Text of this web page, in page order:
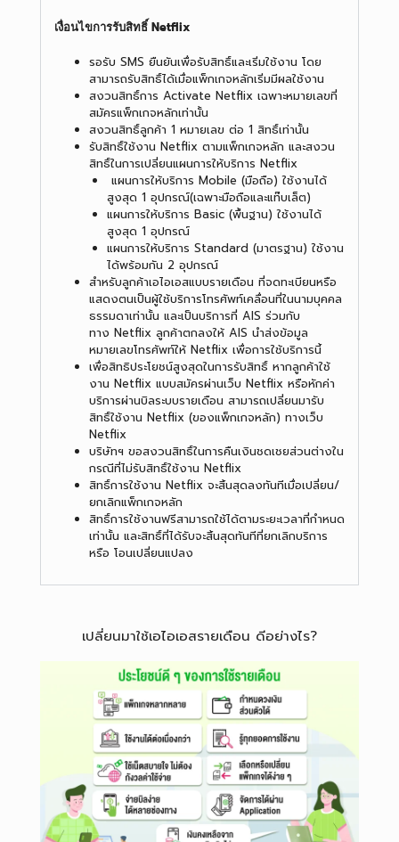
เงื่อนไขการรับสิทธิ์ Netflix
รอรับ SMS ยืนยันเพื่อรับสิทธิ์และเริ่มใช้งาน โดย
สามารถรับสิทธิ์ได้เมื่อแพ็กเกจหลักเริ่มมีผลใช้งาน
สงวนสิทธิ์การ Activate Netflix เฉพาะหมายเลขที่
สมัครแพ็กเกจหลักเท่านั้น
สงวนสิทธิ์ลูกค้า 1 หมายเลข ต่อ 1 สิทธิ์เท่านั้น
รับสิทธิ์ใช้งาน Netflix ตามแพ็กเกจหลัก และสงวน
สิทธิ์ในการเปลี่ยนแผนการให้บริการ Netflix
แผนการให้บริการ Mobile (มือถือ) ใช้งานได้
สูงสุด 1 อุปกรณ์(เฉพาะมือถือและแท๊บเล็ต)
แผนการให้บริการ Basic (พื้นฐาน) ใช้งานได้
สูงสุด 1 อุปกรณ์
แผนการให้บริการ Standard (มาตรฐาน) ใช้งาน
ได้พร้อมกัน 2 อุปกรณ์
สำหรับลูกค้าเอไอเอสแบบรายเดือน ที่จดทะเบียนหรือ
แสดงตนเป็นผู้ใช้บริการโทรศัพท์เคลื่อนที่ในนามบุคคล
ธรรมดาเท่านั้น และเป็นบริการที่ AIS ร่วมกับ
ทาง Netflix ลูกค้าตกลงให้ AIS นำส่งข้อมูล
หมายเลขโทรศัพท์ให้ Netflix เพื่อการใช้บริการนี้
เพื่อสิทธิประโยชน์สูงสุดในการรับสิทธิ์ หากลูกค้าใช้
งาน Netflix แบบสมัครผ่านเว็บ Netflix หรือหักค่า
บริการผ่านบิลระบบรายเดือน สามารถเปลี่ยนมารับ
สิทธิ์ใช้งาน Netflix (ของแพ็กเกจหลัก) ทางเว็บ
Netflix
บริษัทฯ ขอสงวนสิทธิ์ในการคืนเงินชดเชยส่วนต่างใน
กรณีที่ไม่รับสิทธิ์ใช้งาน Netflix
สิทธิ์การใช้งาน Netflix จะสิ้นสุดลงทันทีเมื่อเปลี่ยน/
ยกเลิกแพ็กเกจหลัก
สิทธิ์การใช้งานฟรีสามารถใช้ได้ตามระยะเวลาที่กำหนด
เท่านั้น และสิทธิ์ที่ได้รับจะสิ้นสุดทันทีที่ยกเลิกบริการ
หรือ โอนเปลี่ยนแปลง
เปลี่ยนมาใช้เอไอเอสรายเดือน ดีอย่างไร?